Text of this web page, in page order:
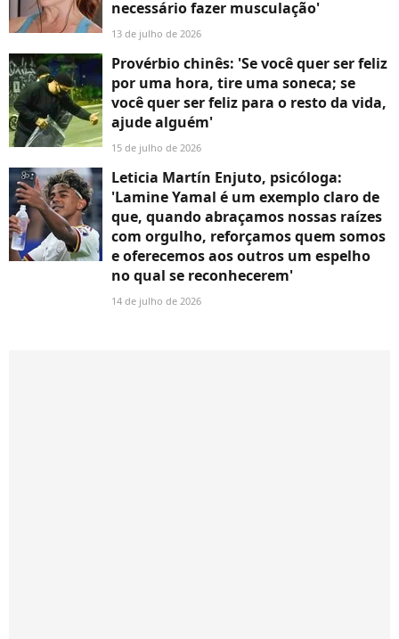
necessário fazer musculação'
13 de julho de 2026
Provérbio chinês: 'Se você quer ser feliz
por uma hora, tire uma soneca; se
você quer ser feliz para o resto da vida,
ajude alguém'
15 de julho de 2026
Leticia Martín Enjuto, psicóloga:
'Lamine Yamal é um exemplo claro de
que, quando abraçamos nossas raízes
com orgulho, reforçamos quem somos
e oferecemos aos outros um espelho
no qual se reconhecerem'
14 de julho de 2026